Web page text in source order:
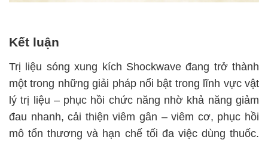
Kết luận
Trị liệu sóng xung kích Shockwave đang trở thành
một trong những giải pháp nổi bật trong lĩnh vực vật
lý trị liệu – phục hồi chức năng nhờ khả năng giảm
đau nhanh, cải thiện viêm gân – viêm cơ, phục hồi
mô tổn thương và hạn chế tối đa việc dùng thuốc.